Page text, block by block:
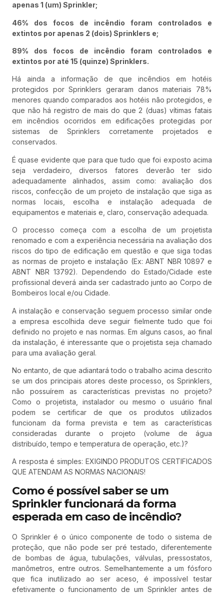
apenas 1 (um) Sprinkler;
46% dos focos de incêndio foram controlados e
extintos por apenas 2 (dois) Sprinklers e;
89% dos focos de incêndio foram controlados e
extintos por até 15 (quinze) Sprinklers.
Há ainda a informação de que incêndios em hotéis
protegidos por Sprinklers geraram danos materiais 78%
menores quando comparados aos hotéis não protegidos, e
que não há registro de mais do que 2 (duas) vítimas fatais
em incêndios ocorridos em edificações protegidas por
sistemas de Sprinklers corretamente projetados e
conservados.
É quase evidente que para que tudo que foi exposto acima
seja verdadeiro, diversos fatores deverão ter sido
adequadamente alinhados, assim como: avaliação dos
riscos, confecção de um projeto de instalação que siga as
normas locais, escolha e instalação adequada de
equipamentos e materiais e, claro, conservação adequada.
O processo começa com a escolha de um projetista
renomado e com a experiência necessária na avaliação dos
riscos do tipo de edificação em questão e que siga todas
as normas de projeto e instalação (Ex: ABNT NBR 10897 e
ABNT NBR 13792). Dependendo do Estado/Cidade este
profissional deverá ainda ser cadastrado junto ao Corpo de
Bombeiros local e/ou Cidade.
A instalação e conservação seguem processo similar onde
a empresa escolhida deve seguir fielmente tudo que foi
definido no projeto e nas normas. Em alguns casos, ao final
da instalação, é interessante que o projetista seja chamado
para uma avaliação geral.
No entanto, de que adiantará todo o trabalho acima descrito
se um dos principais atores deste processo, os Sprinklers,
não possuírem as características previstas no projeto?
Como o projetista, instalador ou mesmo o usuário final
podem se certificar de que os produtos utilizados
funcionam da forma prevista e tem as características
consideradas durante o projeto (volume de água
distribuído, tempo e temperatura de operação, etc.)?
A resposta é simples: EXIGINDO PRODUTOS CERTIFICADOS
QUE ATENDAM AS NORMAS NACIONAIS!
Como é possível saber se um
Sprinkler funcionará da forma
esperada em caso de incêndio?
O Sprinkler é o único componente de todo o sistema de
proteção, que não pode ser pré testado, diferentemente
de bombas de água, tubulações, válvulas, pressostatos,
manômetros, entre outros. Semelhantemente a um fósforo
que fica inutilizado ao ser aceso, é impossível testar
efetivamente o funcionamento de um Sprinkler antes de